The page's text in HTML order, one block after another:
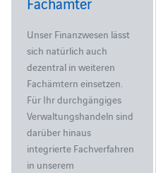
Unser Finanzwesen lässt
sich natürlich auch
dezentral in weiteren
Fachämtern einsetzen.
Für Ihr durchgängiges
Verwaltungshandeln sind
darüber hinaus
integrierte Fachverfahren
in unserem